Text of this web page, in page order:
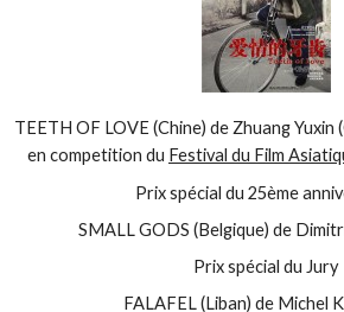
TEETH OF LOVE (Chine) de Zhuang
en competition du Festival du Film
Prix spécial du 25ème
SMALL GODS (Belgique) de
Prix spécial du Jury
FALAFEL (Liban) de Michel